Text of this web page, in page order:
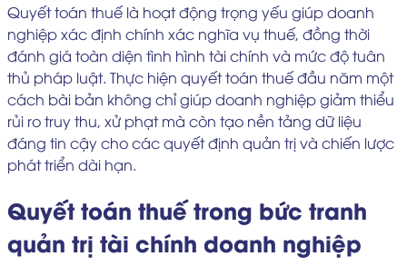
Quyết toán thuế là hoạt động trọng yếu giúp doanh
nghiệp xác định chính xác nghĩa vụ thuế, đồng thời
đánh giá toàn diện tình hình tài chính và mức độ tuân
thủ pháp luật. Thực hiện quyết toán thuế đầu năm một
cách bài bản không chỉ giúp doanh nghiệp giảm thiểu
rủi ro truy thu, xử phạt mà còn tạo nền tảng dữ liệu
đáng tin cậy cho các quyết định quản trị và chiến lược
phát triển dài hạn.
Quyết toán thuế trong bức tranh
quản trị tài chính doanh nghiệp